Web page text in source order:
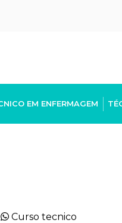
EM ENFERMAGEM
Curso tecnico